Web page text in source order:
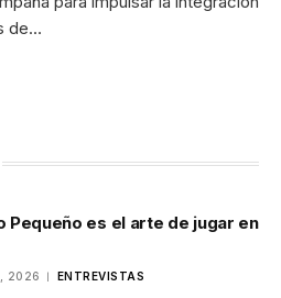
de…
Pequeño es el arte de jugar en
2026 ENTREVISTAS